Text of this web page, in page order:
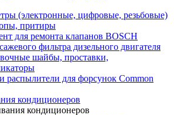
(электронные, цифровые, резьбовые)
притиры
для ремонта клапанов BOSCH
фильтра дизельного двигателя
шайбы, проставки,
распылители для форсунок Common
кондиционеров